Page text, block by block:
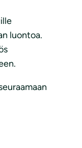
luontoa.